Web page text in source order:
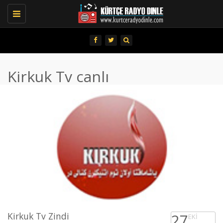
Toggle
navigation
Kirkuk Tv canlı
Kirkuk Tv Zindi EKI